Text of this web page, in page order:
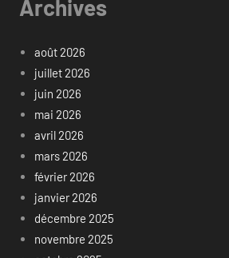
Archives
août 2026
juillet 2026
juin 2026
mai 2026
avril 2026
mars 2026
février 2026
janvier 2026
décembre 2025
novembre 2025